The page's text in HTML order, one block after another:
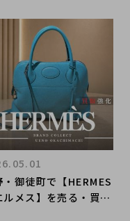
をスタイルをまとめて
介！！
・御徒町で【HERMES
ルメス】を売る・買う